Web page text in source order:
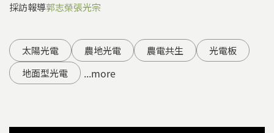
採訪報導郭志榮張光宗
太陽光電 農地光電 農電共生
光電板
地面型光電
...more